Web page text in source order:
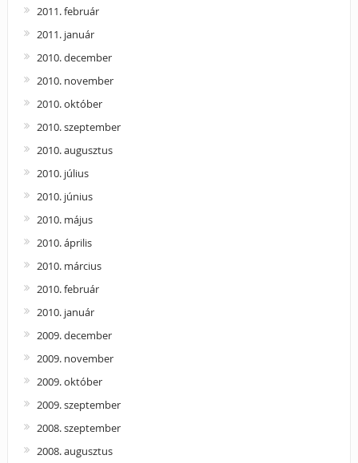
2011. február
2011. január
2010. december
2010. november
2010. október
2010. szeptember
2010. augusztus
2010. július
2010. június
2010. május
2010. április
2010. március
2010. február
2010. január
2009. december
2009. november
2009. október
2009. szeptember
2008. szeptember
2008. augusztus